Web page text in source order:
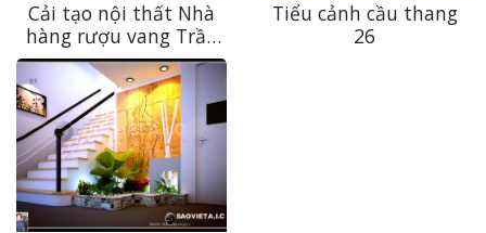
Cải tạo nội thất Nhà
hàng rượu vang Trần
Hưng Đạo độc đáo,
đẳng cấp
Tiểu cảnh cầu thang
26